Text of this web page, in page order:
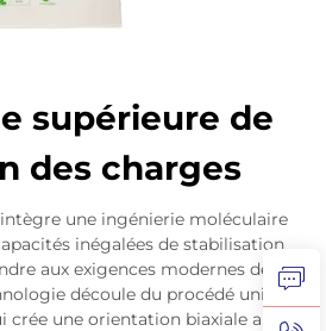
supérieure de
des charges
une ingénierie moléculaire
inégalées de stabilisation
aux exigences modernes de
découle du procédé unique
une orientation biaxiale au